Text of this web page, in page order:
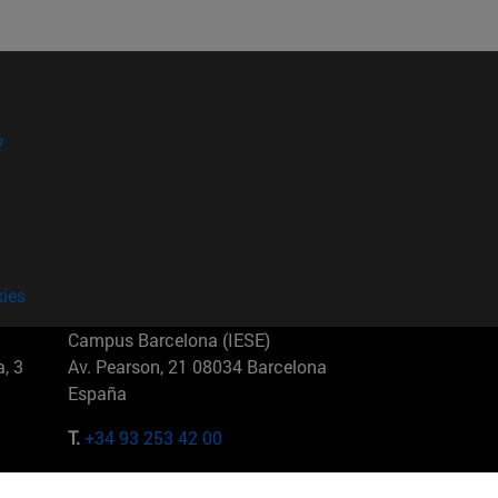
3
Campus Barcelona (IESE)
Av. Pearson, 21 08034 Barcelona
España
T.+34 93 253 42 00